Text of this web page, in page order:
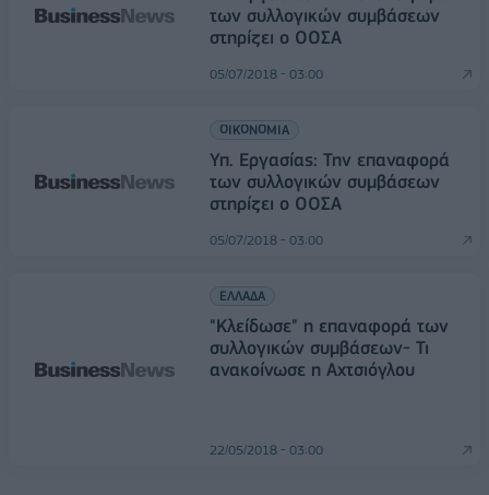
των συλλογικών συμβάσεων
στηρίζει ο ΟΟΣΑ
05/07/2018 - 03:00
ΟΙΚΟΝΟΜΙΑ
Υπ. Εργασίας: Την επαναφορά
των συλλογικών συμβάσεων
στηρίζει ο ΟΟΣΑ
05/07/2018 - 03:00
ΕΛΛΑΔΑ
"Κλείδωσε" η επαναφορά των
συλλογικών συμβάσεων- Τι
ανακοίνωσε η Αχτσιόγλου
22/05/2018 - 03:00